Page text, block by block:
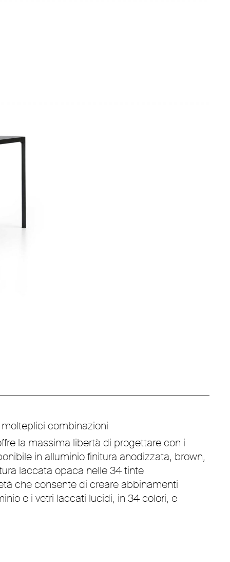
combinazioni
la massima libertà di progettare con i
in alluminio finitura anodizzata, brown,
laccata opaca nelle 34 tinte
che consente di creare abbinamenti
e i vetri laccati lucidi, in 34 colori, e